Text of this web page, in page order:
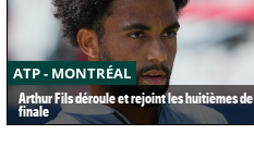
ATP - MONTRÉAL
Arthur Fils déroule et rejoint les huitièmes de
finale